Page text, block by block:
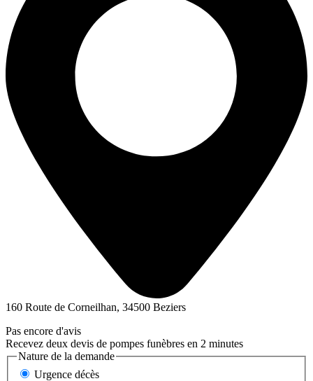
160 Route de Corneilhan, 34500 Beziers
Pas encore d'avis
Recevez deux devis de pompes funèbres en 2 minutes
Nature de la demande
Urgence décès